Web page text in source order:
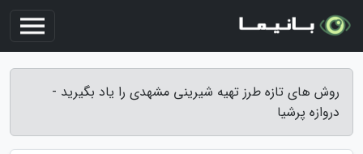
روش های تازه طرز تهیه شیرینی مشهدی را یاد بگیرید -
دروازه پرشیا